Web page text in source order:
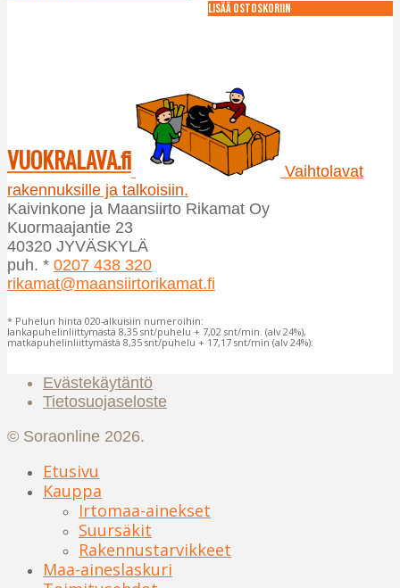
Lisää ostoskoriin
VUOKRALAVA.fi
Vaihtolavat
rakennuksille ja talkoisiin.
Kaivinkone ja Maansiirto Rikamat Oy
Kuormaajantie 23
40320 JYVÄSKYLÄ
puh. * 0207 438 320
rikamat@maansiirtorikamat.fi
* Puhelun hinta 020-alkuisiin numeroihin:
lankapuhelinliittymästä 8,35 snt/puhelu + 7,02 snt/min. (alv 24%),
matkapuhelinliittymästä 8,35 snt/puhelu + 17,17 snt/min (alv 24%):
Evästekäytäntö
Tietosuojaseloste
© Soraonline 2026.
Etusivu
Kauppa
Irtomaa-ainekset
Suursäkit
Rakennustarvikkeet
Maa-aineslaskuri